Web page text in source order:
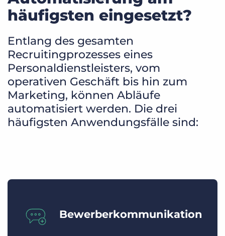
häufigsten eingesetzt?
Entlang des gesamten
Recruitingprozesses eines
Personaldienstleisters, vom
operativen Geschäft bis hin zum
Marketing, können Abläufe
automatisiert werden. Die drei
häufigsten Anwendungsfälle sind:
Bewerberkommunikation